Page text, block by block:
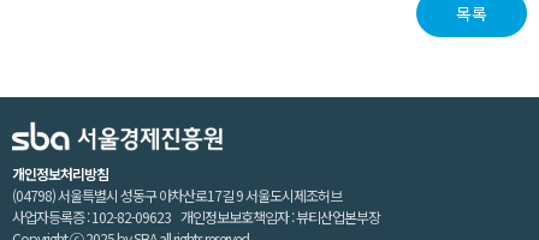
목록
개인정보처리방침
(04798) 서울특별시 성동구 아차산로17길 9 서울도시제조허브
사업자등록증 : 102-82-09623 개인정보보호책임자 : 뷰티산업본부장